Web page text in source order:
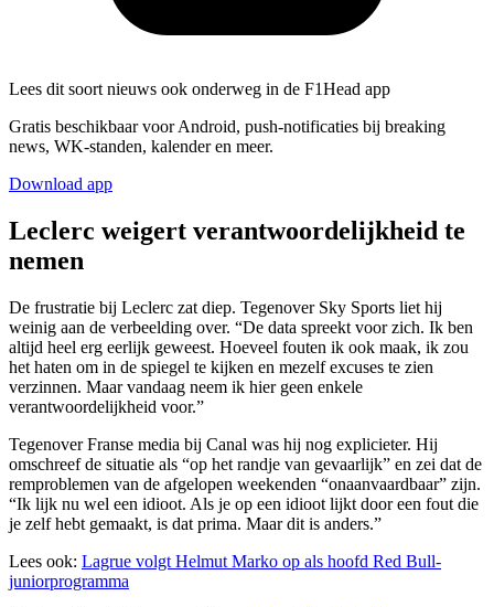
Lees dit soort nieuws ook onderweg in de F1Head app
Gratis beschikbaar voor Android, push-notificaties bij breaking
news, WK-standen, kalender en meer.
Download app
Leclerc weigert verantwoordelijkheid te
nemen
De frustratie bij Leclerc zat diep. Tegenover Sky Sports liet hij
weinig aan de verbeelding over. “De data spreekt voor zich. Ik ben
altijd heel erg eerlijk geweest. Hoeveel fouten ik ook maak, ik zou
het haten om in de spiegel te kijken en mezelf excuses te zien
verzinnen. Maar vandaag neem ik hier geen enkele
verantwoordelijkheid voor.”
Tegenover Franse media bij Canal was hij nog explicieter. Hij
omschreef de situatie als “op het randje van gevaarlijk” en zei dat de
remproblemen van de afgelopen weekenden “onaanvaardbaar” zijn.
“Ik lijk nu wel een idioot. Als je op een idioot lijkt door een fout die
je zelf hebt gemaakt, is dat prima. Maar dit is anders.”
Lees ook: Lagrue volgt Helmut Marko op als hoofd Red Bull-
juniorprogramma